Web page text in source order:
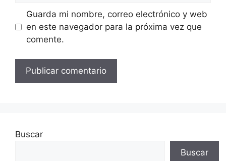
Guarda mi nombre, correo electrónico y web
en este navegador para la próxima vez que
comente.
Buscar
Buscar